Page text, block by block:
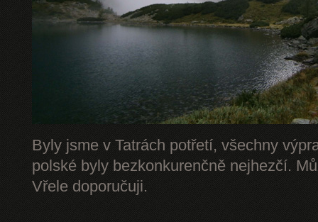
Byly jsme v Tatrách potřetí, všechny
polské byly bezkonkurenčně nejhezčí.
Vřele doporučuji.